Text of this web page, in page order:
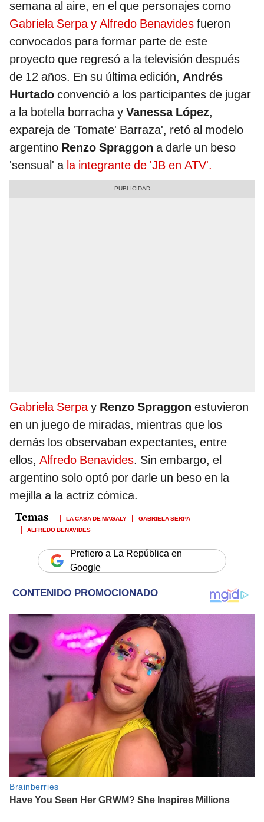
semana al aire, en el que personajes como
Gabriela Serpa y Alfredo Benavides fueron
convocados para formar parte de este
proyecto que regresó a la televisión después
de 12 años. En su última edición, Andrés
Hurtado convenció a los participantes de jugar
a la botella borracha y Vanessa López,
expareja de 'Tomate' Barraza', retó al modelo
argentino Renzo Spraggon a darle un beso
'sensual' ala integrante de 'JB en ATV'.
Gabriela Serpay Renzo Spraggon estuvieron
en un juego de miradas, mientras que los
demás los observaban expectantes, entre
ellos, Alfredo Benavides. Sin embargo, el
argentino solo optó por darle un beso en la
mejilla a la actriz cómica.
LA CASA DE MAGALY
GABRIELA SERPA
ALFREDO BENAVIDES
Prefiero a La República en
Google